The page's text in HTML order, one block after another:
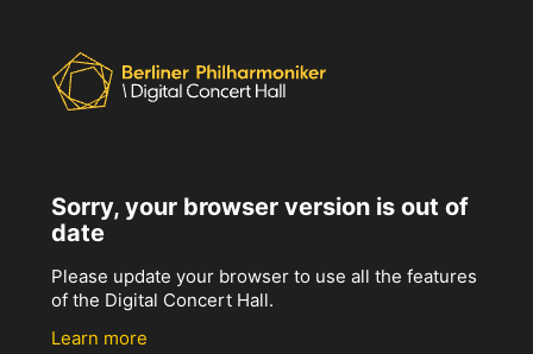
Sorry, your browser version is out of
date
Please update your browser to use all the features
of the Digital Concert Hall.
Learn more